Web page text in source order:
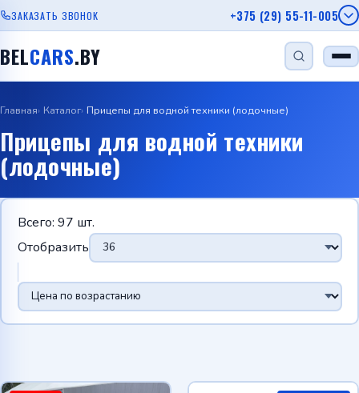
ЗАКАЗАТЬ ЗВОНОК +375 (29) 55-11-005
BELCARS.BY
Одноосный прицеп
Главная Каталог Прицепы для водной техники (лодочные)
Прицепы для водной техники
(лодочные)
Всего: 97 шт.
Отобразить